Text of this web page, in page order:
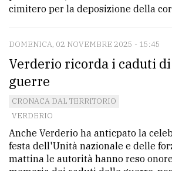
cimitero per la deposizione della
DOMENICA, 02 NOVEMBRE 2025 - 15:45
Verderio ricorda i caduti
guerre
CRONACA DAL TERRITORIO
VERDERIO
Anche Verderio ha anticpato la
festa dell'Unità nazionale e delle
mattina le autorità hanno reso